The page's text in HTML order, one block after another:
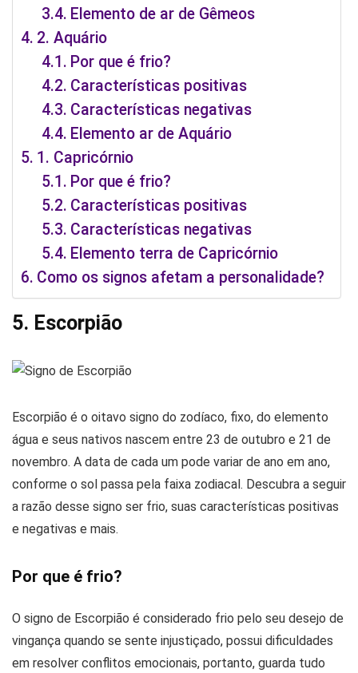
Elemento de ar de Gêmeos
2. Aquário
Por que é frio?
Características positivas
Características negativas
Elemento ar de Aquário
1. Capricórnio
Por que é frio?
Características positivas
Características negativas
Elemento terra de Capricórnio
Como os signos afetam a personalidade?
5. Escorpião
Escorpião é o oitavo signo do zodíaco, fixo, do elemento
água e seus nativos nascem entre 23 de outubro e 21 de
novembro. A data de cada um pode variar de ano em ano,
conforme o sol passa pela faixa zodiacal. Descubra a seguir
a razão desse signo ser frio, suas características positivas
e negativas e mais.
Por que é frio?
O signo de Escorpião é considerado frio pelo seu desejo de
vingança quando se sente injustiçado, possui dificuldades
em resolver conflitos emocionais, portanto, guarda tudo